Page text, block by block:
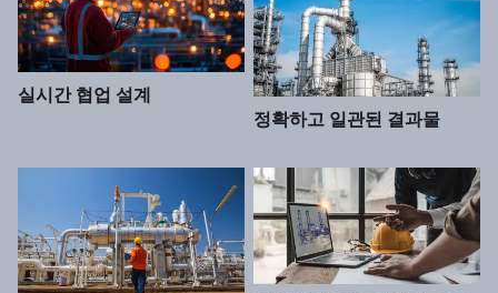
실시간 협업 설계
정확하고 일관된 결과물